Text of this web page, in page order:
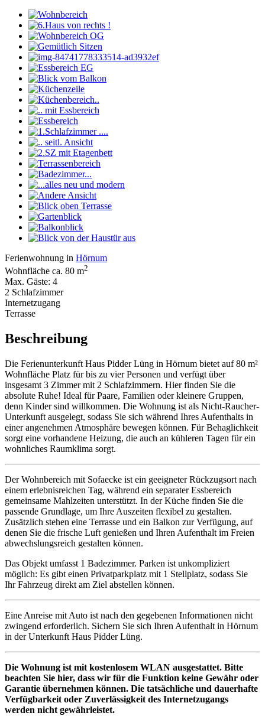
Ferienwohnung in Hörnum
Wohnfläche ca. 80 m2
Max. Gäste: 4
2 Schlafzimmer
Internetzugang
Terrasse
Beschreibung
Die Ferienunterkunft Haus Pidder Lüng in Hörnum bietet auf 80 m²
Wohnfläche Platz für bis zu vier Personen und verfügt über
insgesamt 3 Zimmer mit 2 Schlafzimmern. Hier finden Sie die
absolute Ruhe! Ideal für Paare, Familien oder kleinere Gruppen,
denn Kinder sind willkommen. Die Wohnung ist als Nicht-Raucher-
Unterkunft ausgelegt, sodass Sie sich während Ihres Aufenthalts in
einer angenehmen Atmosphäre bewegen können. Für Behaglichkeit
sorgt eine vorhandene Heizung, die auch an kühleren Tagen für ein
wohnliches Raumklima sorgt.
Der Wohnbereich mit Sofaecke ist ein geeigneter Rückzugsort nach
einem erlebnisreichen Tag, während ein separater Essbereich
gemeinsame Mahlzeiten unterstützt. In der Küche finden Sie die
passende Grundlage, um Ihre Auszeiten flexibel zu gestalten.
Zusätzlich stehen eine Terrasse und ein Balkon zur Verfügung, auf
denen Sie die frische Luft genießen und Ihren Aufenthalt im Freien
abwechslungsreich gestalten können.
Das Objekt umfasst 1 Badezimmer. Parken ist unkompliziert
möglich: Es gibt einen Privatparkplatz mit 1 Stellplatz, sodass Sie
Ihr Fahrzeug direkt am Ziel abstellen können.
Eine Anreise mit Auto ist nach den gegebenen Informationen nicht
zwingend erforderlich. Sichern Sie sich Ihren Aufenthalt in Hörnum
in der Unterkunft Haus Pidder Lüng.
Die Wohnung ist mit kostenlosem WLAN ausgestattet. Bitte
beachten Sie hier, dass wir für die Funktion keine Gewähr oder
Garantie übernehmen können. Die tatsächliche und dauerhafte
Verfügbarkeit oder Zuverlässigkeit des Internetzugangs
werden nicht gewährleistet.